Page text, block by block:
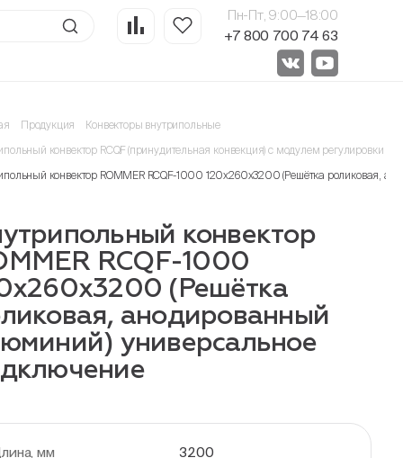
Пн-Пт, 9:00—18:00
+7 800 700 74 63
Продукция Конвекторы внутрипольные
конвектор RCQF (принудительная конвекция) с модулем регулировки
конвектор ROMMER RCQF-1000 120х260х3200 (Решётка роликовая,
конвектор
RCQF-1000
(Решётка
анодированный
универсальное
мм 3200